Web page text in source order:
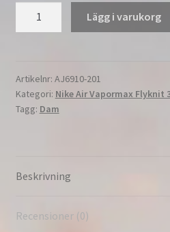
3
W
Löpning
Och
AJ6910-
Lägg i varukorg
Artikelnr: AJ6910-201
Kategori: Nike Air Vapormax Flyknit
Tagg: Dam
Beskrivning
Recensioner (0)